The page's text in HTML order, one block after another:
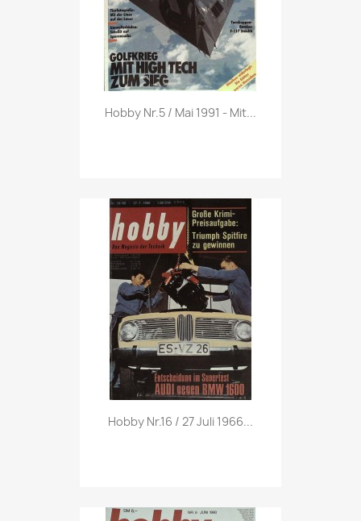
Vorschau
Hobby Nr.5 / Mai 1991 - Mit...
Vorschau
Hobby Nr.16 / 27 Juli 1966...